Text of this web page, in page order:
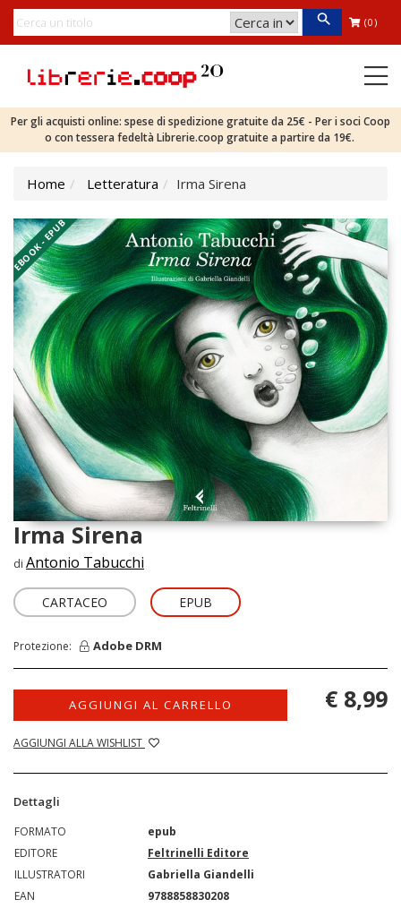
(0)
Per gli acquisti online: spese di spedizione gratuite da 25€ - Per i soci Coop
o con tessera fedeltà Librerie.coop gratuite a partire da 19€.
Home Letteratura Irma Sirena
EBOOK - EPUB
Irma Sirena
di Antonio Tabucchi
CARTACEO EPUB
Protezione: Adobe DRM
AGGIUNGI AL CARRELLO
AGGIUNGI ALLA WISHLIST
€ 8,99
Dettagli
FORMATO
epub
EDITORE
Feltrinelli Editore
ILLUSTRATORI
Gabriella Giandelli
EAN
9788858830208